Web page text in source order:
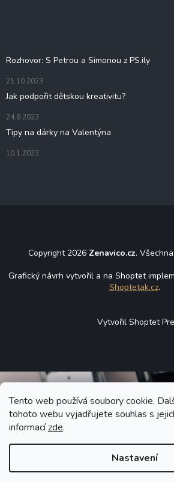
Tento web používá soubory cookie.
tohoto webu vyjadřujete souhlas s
informacízde.
Nastavení
Rozhovor: S Petrou a Simonou z PS.ily
21.10.2023
Jak podpořit dětskou kreativitu?
24.9.2023
Tipy na dárky na Valentýna
10.1.2023
Copyright 2026 Zenavico.cz.
Grafický návrh vytvořil a na Shoptet
Shoptetak.cz.
Vytvořil Shoptet